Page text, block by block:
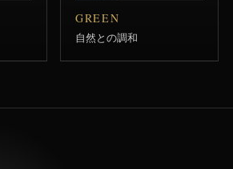
GREEN
自然との調和